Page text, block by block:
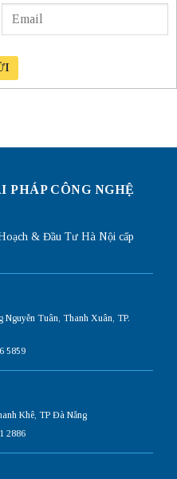
PHÁP CÔNG NGHỆ
& Đầu Tư Hà Nội cấp
Nguyễn Tuân, Thanh Xuân, TP.
5859
Khê, TP Đà Nẵng
2886